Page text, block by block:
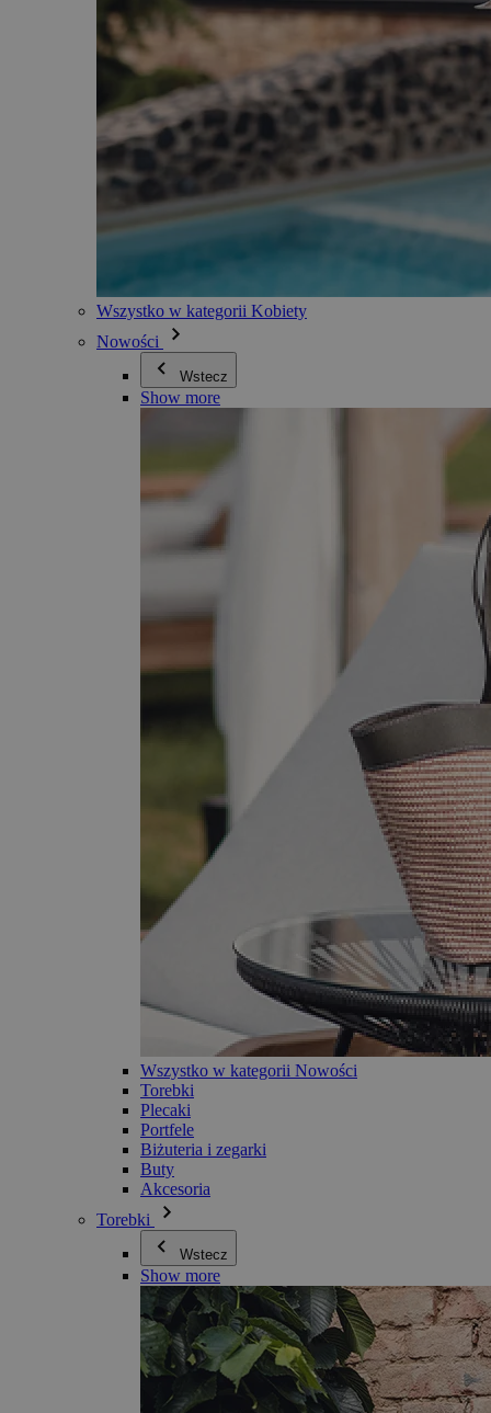
Wszystko w kategorii Kobiety
Nowości
Wstecz
Show more
Wszystko w kategorii Nowości
Torebki
Plecaki
Portfele
Biżuteria i zegarki
Buty
Akcesoria
Torebki
Wstecz
Show more